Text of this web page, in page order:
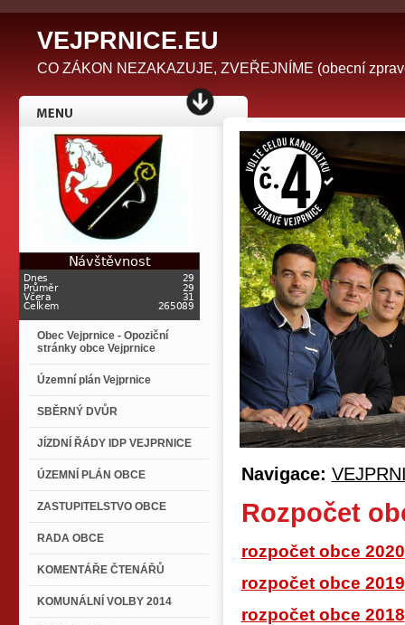
VEJPRNICE.EU
CO ZÁKON NEZAKAZUJE, ZVEŘEJNÍME (obecní
Obec Vejprnice - Opoziční
stránky obce Vejprnice
Územní plán Vejprnice
SBĚRNÝ DVŮR
JÍZDNÍ ŘÁDY IDP VEJPRNICE
ÚZEMNÍ PLÁN OBCE
ZASTUPITELSTVO OBCE
RADA OBCE
KOMENTÁŘE ČTENÁŘŮ
KOMUNÁLNÍ VOLBY 2014
Navigace:
Rozpočet
rozpočet obce 2020
rozpočet obce 2019
rozpočet obce 2018